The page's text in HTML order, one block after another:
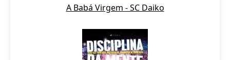
A Babá Virgem - SC Daiko